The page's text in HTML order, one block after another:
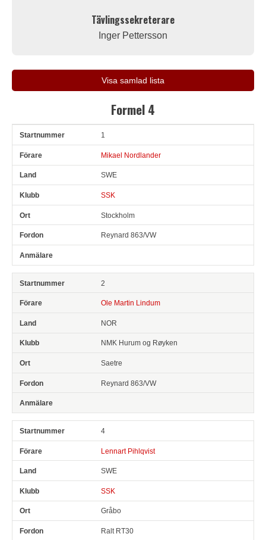
Tävlingssekreterare
Inger Pettersson
Visa samlad lista
Formel 4
Snr Förare 1
Mikael Nordlander
SWE
SSK
Stockholm
Reynard 863/VW
2
Ole Martin Lindum
NOR
NMK Hurum og Røyken
Saetre
Reynard 863/VW
4
Lennart Pihlqvist
SWE
SSK
Gråbo
Ralt RT30